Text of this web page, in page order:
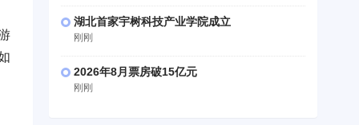
湖北首家宇树科技产业学院成立
刚刚
2026年8月票房破15亿元
刚刚